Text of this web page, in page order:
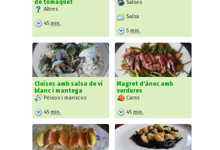
de tomaquet
Altres
45 min.
Salses
Salsa
5 min.
Cloïses amb salsa de vi
blanc i mantega
Peixos i mariscos
45 min.
Magret d'ànec amb
verdures
Carns
45 min.